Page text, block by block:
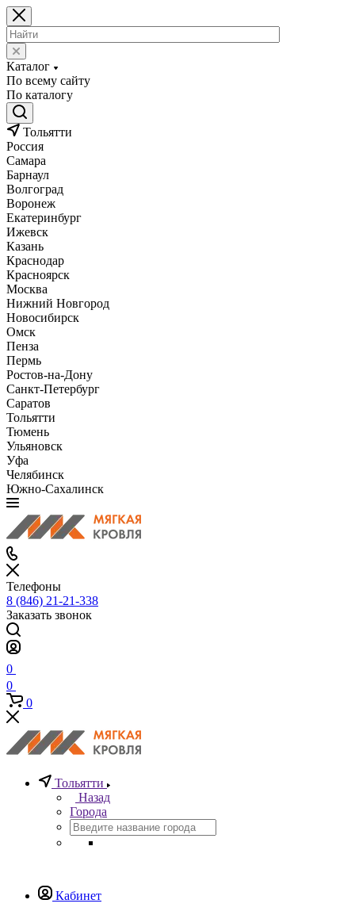
Каталог
По всему сайту
По каталогу
Тольятти
Россия
Самара
Барнаул
Волгоград
Воронеж
Екатеринбург
Ижевск
Казань
Краснодар
Красноярск
Москва
Нижний Новгород
Новосибирск
Омск
Пенза
Пермь
Ростов-на-Дону
Санкт-Петербург
Саратов
Тольятти
Тюмень
Ульяновск
Уфа
Челябинск
Южно-Сахалинск
Телефоны
8 (846) 21-21-338
Заказать звонок
0
0
0
Тольятти
Назад
Города
Кабинет